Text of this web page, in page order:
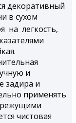
декоративный
в сухом
на легкость,
и
задира и
применять
режущими
чистовая